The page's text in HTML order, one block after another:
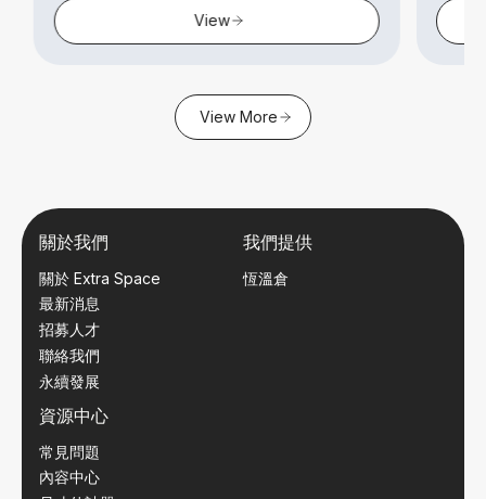
View
View More
關於我們
關於 Extra Space
最新消息
招募人才
聯絡我們
永續發展
資源中心
常見問題
內容中心
我們提供
恆溫倉